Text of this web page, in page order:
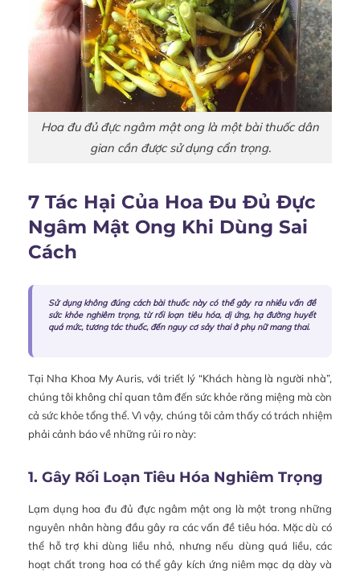
Hoa đu đủ đực ngâm mật ong là một bài thuốc dân
gian cần được sử dụng cẩn trọng.
7 Tác Hại Của Hoa Đu Đủ Đực
Ngâm Mật Ong Khi Dùng Sai
Cách
Sử dụng không đúng cách bài thuốc này có thể gây ra nhiều vấn đề
sức khỏe nghiêm trọng, từ rối loạn tiêu hóa, dị ứng, hạ đường huyết
quá mức, tương tác thuốc, đến nguy cơ sảy thai ở phụ nữ mang thai.
Tại Nha Khoa My Auris, với triết lý “Khách hàng là người nhà”,
chúng tôi không chỉ quan tâm đến sức khỏe răng miệng mà còn
cả sức khỏe tổng thể. Vì vậy, chúng tôi cảm thấy có trách nhiệm
phải cảnh báo về những rủi ro này:
1. Gây Rối Loạn Tiêu Hóa Nghiêm Trọng
Lạm dụng hoa đu đủ đực ngâm mật ong là một trong những
nguyên nhân hàng đầu gây ra các vấn đề tiêu hóa. Mặc dù có
thể hỗ trợ khi dùng liều nhỏ, nhưng nếu dùng quá liều, các
hoạt chất trong hoa có thể gây kích ứng niêm mạc dạ dày và